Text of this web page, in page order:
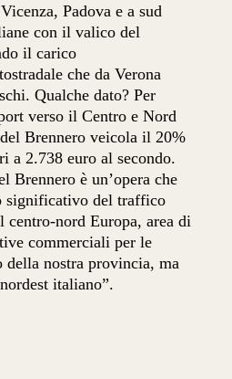
Padova e a sud
con il valico del
il carico
che da Verona
Qualche dato? Per
verso il Centro e Nord
Brennero veicola il 20%
a 2.738 euro al secondo.
Brennero è un’opera che
significativo del traffico
nord Europa, area di
commerciali per le
nostra provincia, ma
italiano”.